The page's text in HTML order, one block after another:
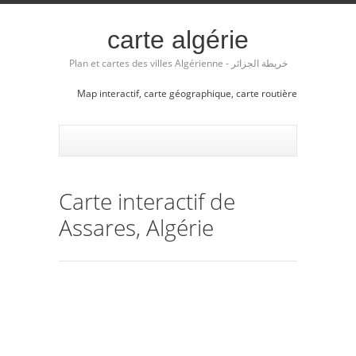
carte algérie
Plan et cartes des villes Algérienne - خريطة الجزائر
Map interactif, carte géographique, carte routière
Carte interactif de
Assares, Algérie